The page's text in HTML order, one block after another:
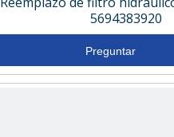
5694383920
Preguntar